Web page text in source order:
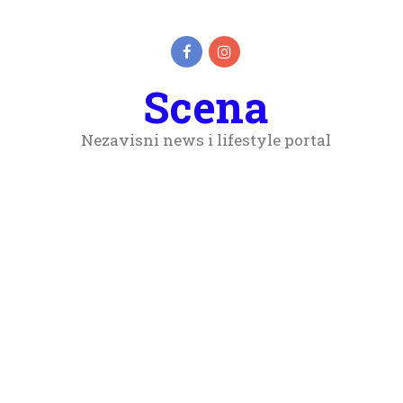
Scena
Nezavisni news i lifestyle portal